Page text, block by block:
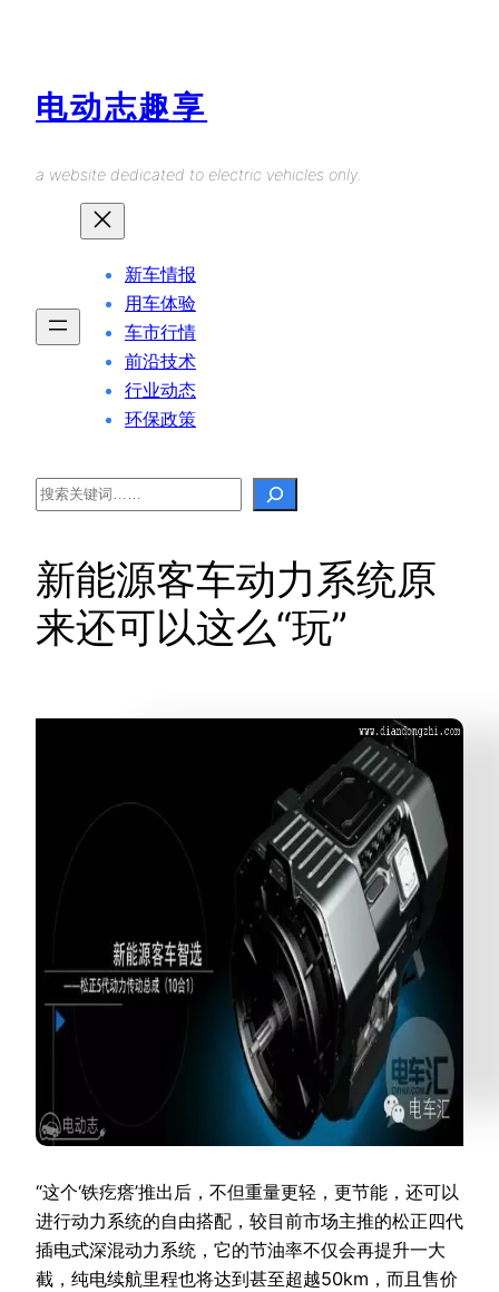
电动志趣享
a website dedicated to electric vehicles only.
新车情报
用车体验
车市行情
前沿技术
行业动态
环保政策
Search
新能源客车动力系统原
来还可以这么“玩”
“这个‘铁疙瘩’推出后，不但重量更轻，更节能，还可以
进行动力系统的自由搭配，较目前市场主推的松正四代
插电式深混动力系统，它的节油率不仅会再提升一大
截，纯电续航里程也将达到甚至超越50km，而且售价